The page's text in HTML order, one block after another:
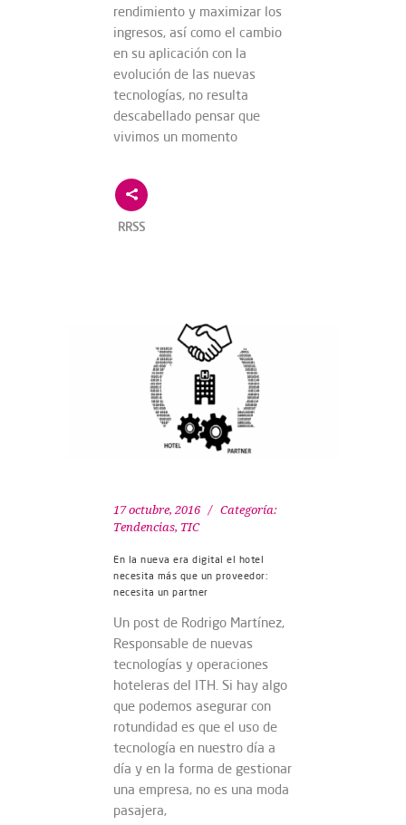
rendimiento y maximizar los
ingresos, así como el cambio
en su aplicación con la
evolución de las nuevas
tecnologías, no resulta
descabellado pensar que
vivimos un momento
RRSS
17 octubre, 2016
Categoría:
Tendencias, TIC
En la nueva era digital el hotel
necesita más que un proveedor:
necesita un partner
Un post de Rodrigo Martínez,
Responsable de nuevas
tecnologías y operaciones
hoteleras del ITH. Si hay algo
que podemos asegurar con
rotundidad es que el uso de
tecnología en nuestro día a
día y en la forma de gestionar
una empresa, no es una moda
pasajera,